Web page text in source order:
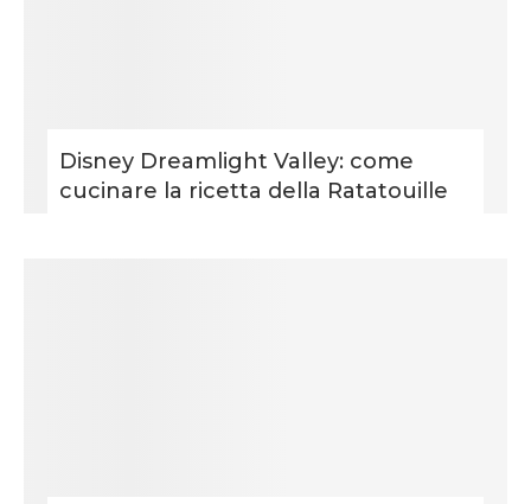
Disney Dreamlight Valley: come
cucinare la ricetta della Ratatouille